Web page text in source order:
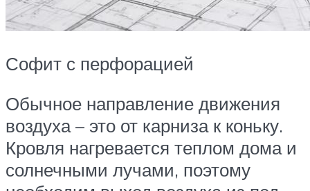
Софит с перфорацией
Обычное направление движения
воздуха – это от карниза к коньку.
Кровля нагревается теплом дома и
солнечными лучами, поэтому